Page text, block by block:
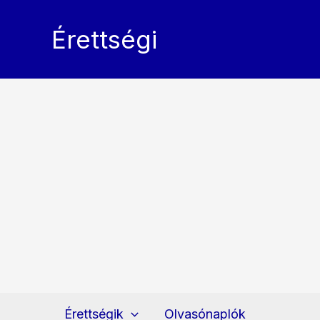
Érettségi
Érettségik Olvasónaplók